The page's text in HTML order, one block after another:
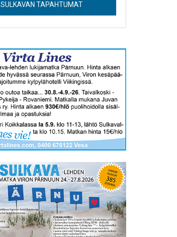
SULKAVAN TAPAHTUMAT